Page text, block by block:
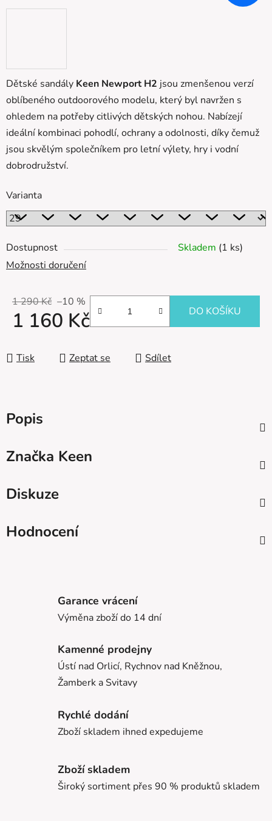
Dětské sandály Keen Newport H2 jsou zmenšenou verzí
oblíbeného outdoorového modelu, který byl navržen s
ohledem na potřeby citlivých dětských nohou. Nabízejí
ideální kombinaci pohodlí, ochrany a odolnosti, díky čemuž
jsou skvělým společníkem pro letní výlety, hry i vodní
dobrodružství.
Varianta
Dostupnost Skladem (1 ks)
Možnosti doručení
1 290 Kč –10 %
1 160 Kč DO KOŠÍKU
Tisk Zeptat se Sdílet
Popis
Značka Keen
Diskuze
Hodnocení
Garance vrácení
Výměna zboží do 14 dní
Kamenné prodejny
Ústí nad Orlicí, Rychnov nad Kněžnou,
Žamberk a Svitavy
Rychlé dodání
Zboží skladem ihned expedujeme
Zboží skladem
Široký sortiment přes 90 % produktů skladem